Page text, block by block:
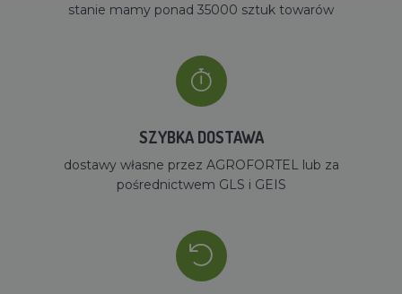
stanie mamy ponad 35000 sztuk towarów
SZYBKA DOSTAWA
dostawy własne przez AGROFORTEL lub za
pośrednictwem GLS i GEIS